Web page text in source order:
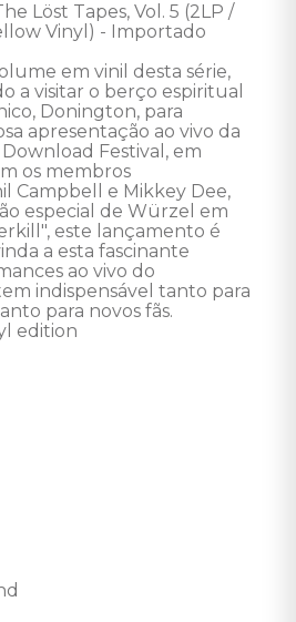
Löst Tapes, Vol. 5 (2LP /
Vinyl) - Importado
em vinil desta série,
a visitar o berço espiritual
Donington, para
apresentação ao vivo da
Festival, em
os membros
Campbell e Mikkey Dee,
especial de Würzel em
este lançamento é
a esta fascinante
ao vivo do
indispensável tanto para
para novos fãs.
edition